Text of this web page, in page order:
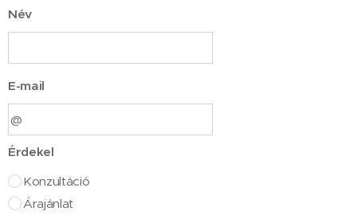
Név
E-mail
Érdekel
Konzultáció
Árajánlat